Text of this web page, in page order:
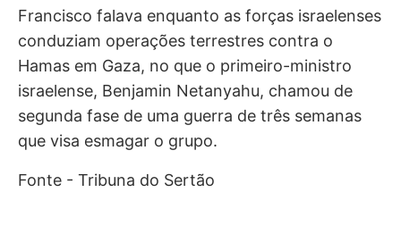
Francisco falava enquanto as forças israelenses
conduziam operações terrestres contra o
Hamas em Gaza, no que o primeiro-ministro
israelense, Benjamin Netanyahu, chamou de
segunda fase de uma guerra de três semanas
que visa esmagar o grupo.
Fonte - Tribuna do Sertão